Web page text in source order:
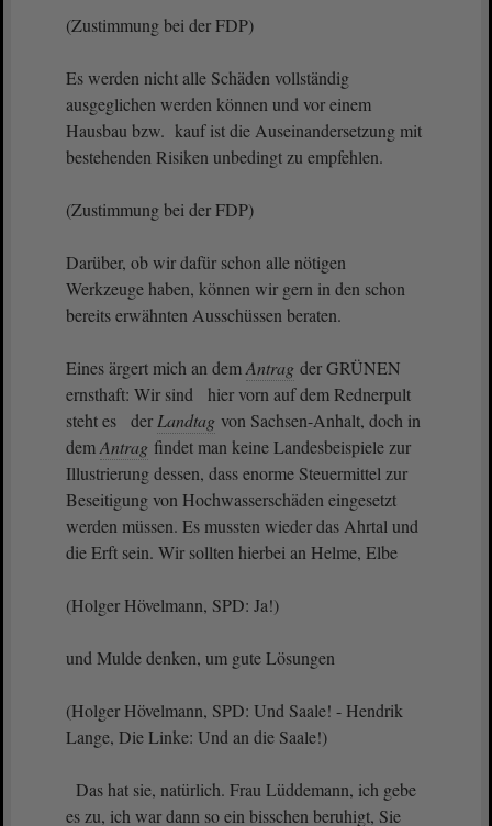
(Zustimmung bei der FDP)
Es werden nicht alle Schäden vollständig
ausgeglichen werden können und vor einem
Hausbau bzw. kauf ist die Auseinandersetzung mit
bestehenden Risiken unbedingt zu empfehlen.
(Zustimmung bei der FDP)
Darüber, ob wir dafür schon alle nötigen
Werkzeuge haben, können wir gern in den schon
bereits erwähnten Ausschüssen beraten.
Eines ärgert mich an demAntrag der GRÜNEN
ernsthaft: Wir sind hier vorn auf dem Rednerpult
steht es der Landtag von Sachsen-Anhalt, doch in
demAntrag findet man keine Landesbeispiele zur
Illustrierung dessen, dass enorme Steuermittel zur
Beseitigung von Hochwasserschäden eingesetzt
werden müssen. Es mussten wieder das Ahrtal und
die Erft sein. Wir sollten hierbei an Helme, Elbe
(Holger Hövelmann, SPD: Ja!)
und Mulde denken, um gute Lösungen
(Holger Hövelmann, SPD: Und Saale! - Hendrik
Lange, Die Linke: Und an die Saale!)
Das hat sie, natürlich. Frau Lüddemann, ich gebe
es zu, ich war dann so ein bisschen beruhigt, Sie